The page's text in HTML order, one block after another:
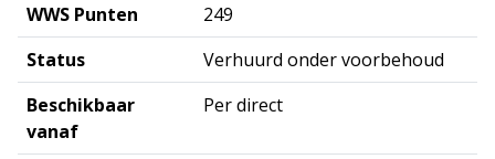
WWS Punten
249
Status
Verhuurd onder voorbehoud
Beschikbaar
vanaf
Per direct